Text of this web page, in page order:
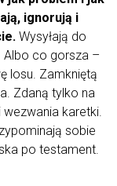
ignorują i
Wysyłają do
Albo co gorsza –
losu. Zamkniętą
Zdaną tylko na
karetki.
sobie
po testament.